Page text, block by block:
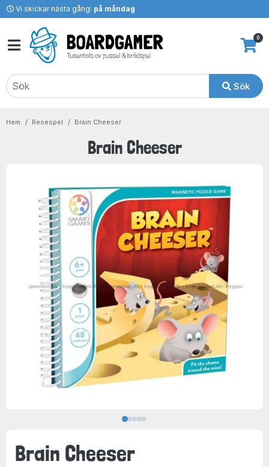
Vi skickar nästa gång: på måndag
Sök
0
Hem Resespel Brain Cheeser
Brain Cheeser
Brain Cheeser